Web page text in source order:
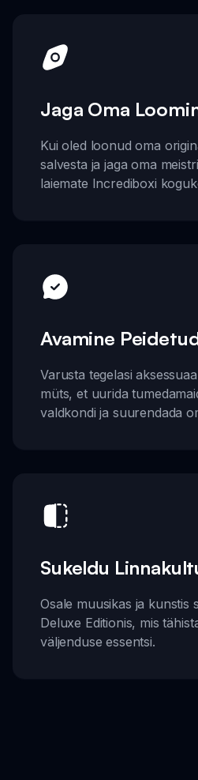
Jaga Oma
Kui oled loonud oma
salvesta ja jaga oma
laiemate Incrediboxi
Avamine
Varusta tegelasi
müts, et uurida
valdkondi ja suurendada
Sukeldu
Osale muusikas ja kunstis
Deluxe Editionis, mis
väljenduse essentsi.